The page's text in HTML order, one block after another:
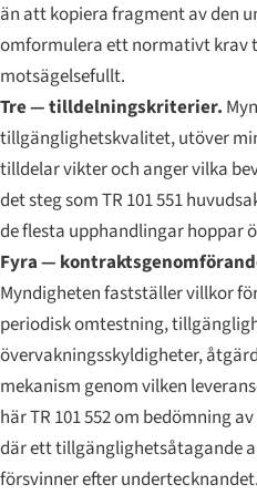
än att kopiera fragment av den
omformulera ett normativt krav
motsägelsefullt.
Tre — tilldelningskriterier.
tillgänglighetskvalitet, utöver
tilldelar vikter och anger vilka
det steg som TR 101 551
de flesta upphandlingar hoppar
Fyra —
Myndigheten fastställer villkor
periodisk omtestning,
övervakningsskyldigheter,
mekanism genom vilken
här TR 101 552 om bedömning
där ett tillgänglighetsåtagande
försvinner efter undertecknandet.